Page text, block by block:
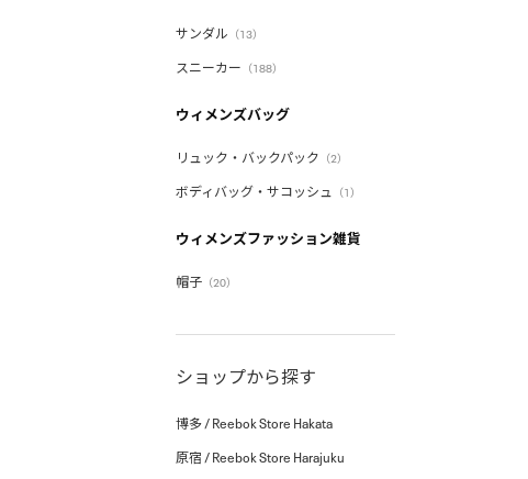
サンダル （13）
スニーカー （188）
ウィメンズバッグ
リュック・バックパック （2）
ボディバッグ・サコッシュ （1）
ウィメンズファッション雑貨
帽子 （20）
ショップから探す
博多 / Reebok Store Hakata
原宿 / Reebok Store Harajuku